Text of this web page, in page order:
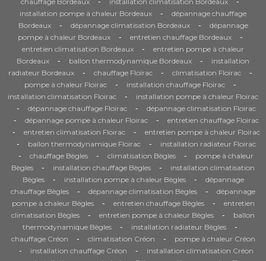
installation pompe à chaleur Bordeaux -
dépannage chauffage
Bordeaux
- dépannage climatisation Bordeaux -
dépannage
pompe à chaleur Bordeaux
- entretien chauffage Bordeaux -
entretien climatisation Bordeaux -
entretien pompe à chaleur
Bordeaux
- ballon thermodynamique Bordeaux -
installation
radiateur Bordeaux
- chauffage Floirac - climatisation Floirac -
pompe à chaleur Floirac - installation chauffage Floirac -
installation climatisation Floirac - installation pompe à chaleur Floirac
- dépannage chauffage Floirac - dépannage climatisation Floirac
- dépannage pompe à chaleur Floirac - entretien chauffage Floirac
- entretien climatisation Floirac - entretien pompe à chaleur Floirac
- ballon thermodynamique Floirac - installation radiateur Floirac
- chauffage Bègles - climatisation Bègles -
pompe à chaleur
Bègles
- installation chauffage Bègles -
installation climatisation
Bègles
- installation pompe à chaleur Bègles -
dépannage
chauffage Bègles
- dépannage climatisation Bègles -
dépannage
pompe à chaleur Bègles
- entretien chauffage Bègles -
entretien
climatisation Bègles
- entretien pompe à chaleur Bègles -
ballon
thermodynamique Bègles
- installation radiateur Bègles -
chauffage Créon - climatisation Créon - pompe à chaleur Créon
- installation chauffage Créon - installation climatisation Créon